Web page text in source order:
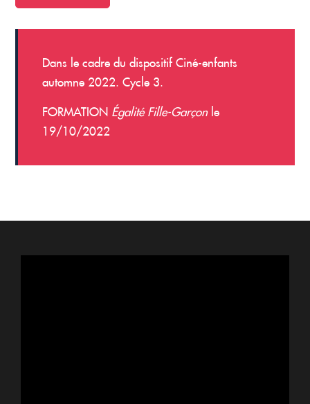
Dans le cadre du dispositif Ciné-enfants
automne 2022. Cycle 3.
FORMATION Égalité Fille-Garçonle
19/10/2022